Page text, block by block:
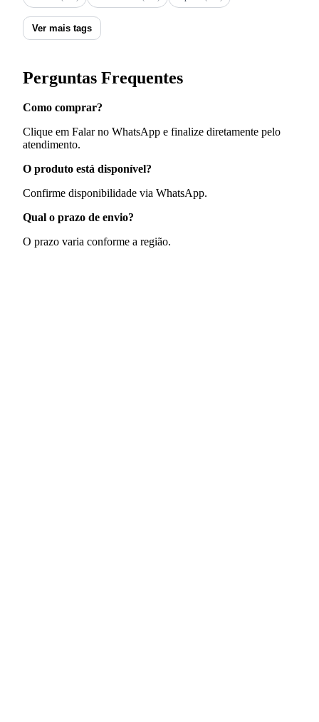
Ver mais tags
Perguntas Frequentes
Como comprar?
Clique em Falar no WhatsApp e finalize diretamente pelo
atendimento.
O produto está disponível?
Confirme disponibilidade via WhatsApp.
Qual o prazo de envio?
O prazo varia conforme a região.